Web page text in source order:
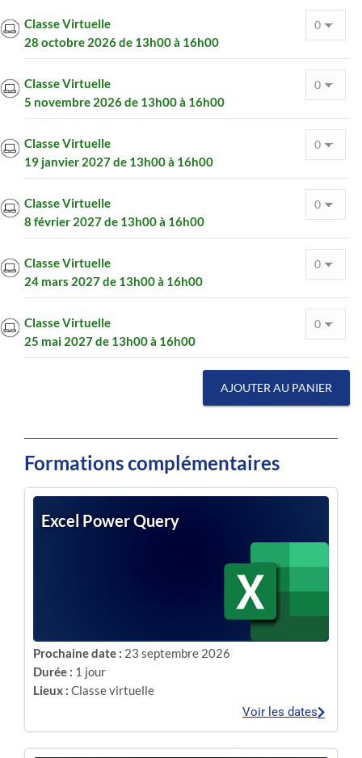
Classe Virtuelle
28 octobre 2026 de 13h00 à 16h00
Classe Virtuelle
5 novembre 2026 de 13h00 à 16h00
Classe Virtuelle
19 janvier 2027 de 13h00 à 16h00
Classe Virtuelle
8 février 2027 de 13h00 à 16h00
Classe Virtuelle
24 mars 2027 de 13h00 à 16h00
Classe Virtuelle
25 mai 2027 de 13h00 à 16h00
AJOUTER AU PANIER
Formations complémentaires
Excel Power Query
Prochaine date : 23 septembre 2026
Durée : 1 jour
Lieux : Classe virtuelle
Voir les dates